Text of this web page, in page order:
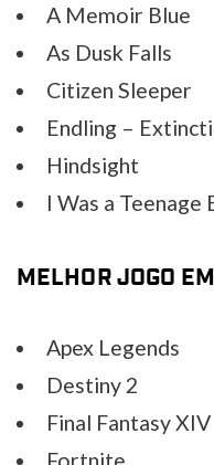
A Memoir Blue
As Dusk Falls
Citizen Sleeper
Endling –
Hindsight
I Was a Teenage
MELHOR JOGO
Apex Legends
Destiny 2
Final Fantasy XIV